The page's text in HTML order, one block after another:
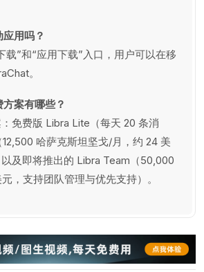
用吗？
载”和“应用下载”入口，用户可以在移
。
案有哪些？
免费版 Libra Lite（每天 20 条消
哈萨克斯坦坚戈/月，约 24 美
及即将推出的 Libra Team（50,000
，支持团队管理与优先支持）。